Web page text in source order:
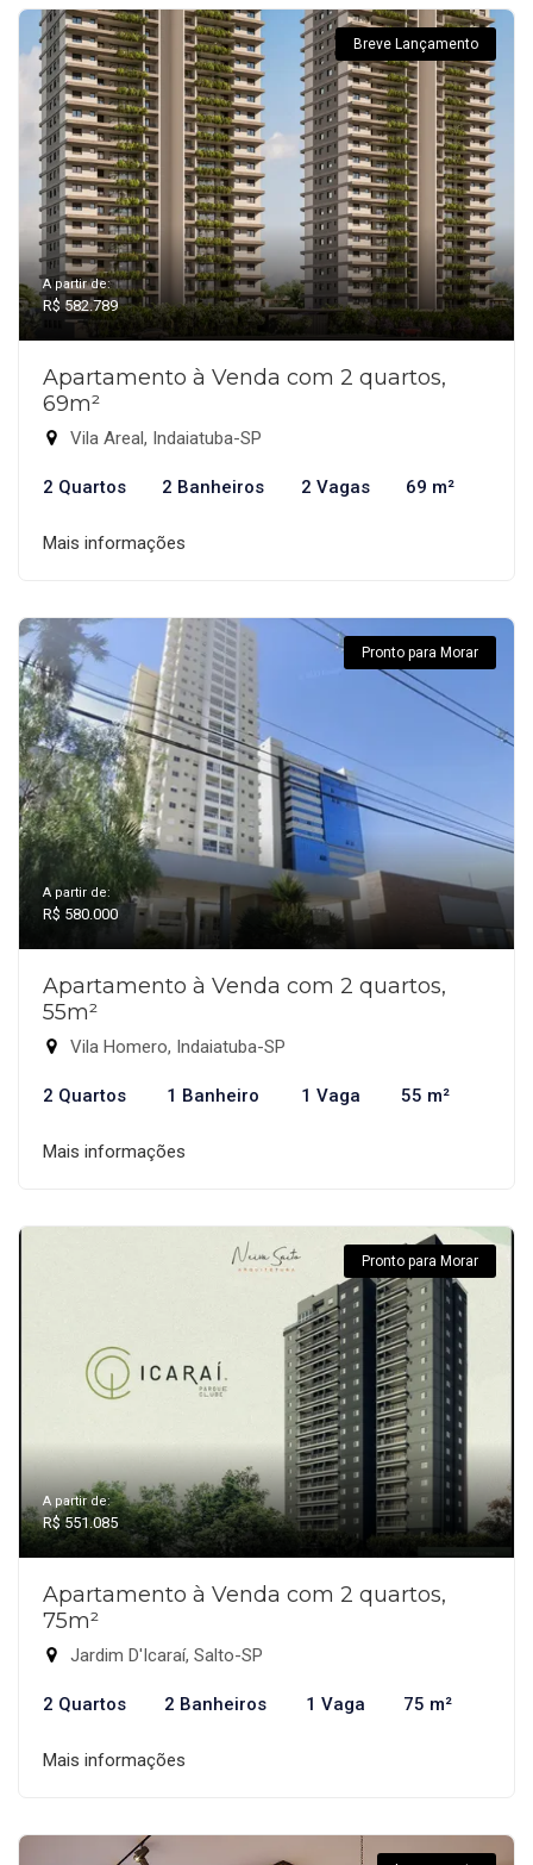
Breve Lançamento
A partir de:
R$ 582.789
Apartamento à Venda com 2 quartos,
69m²
Vila Areal, Indaiatuba-SP
2 Quartos 2 Banheiros 2 Vagas 69 m²
Mais informações
Pronto para Morar
A partir de:
R$ 580.000
Apartamento à Venda com 2 quartos,
55m²
Vila Homero, Indaiatuba-SP
2 Quartos 1 Banheiro 1 Vaga 55 m²
Mais informações
Pronto para Morar
A partir de:
R$ 551.085
Apartamento à Venda com 2 quartos,
75m²
Jardim D'Icaraí, Salto-SP
2 Quartos 2 Banheiros 1 Vaga 75 m²
Mais informações